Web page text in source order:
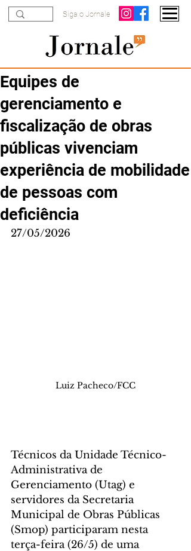
Siga o Jornale
Equipes de
gerenciamento e
fiscalização de obras
públicas vivenciam
experiência de mobilidade
de pessoas com
deficiência
27/05/2026
Luiz Pacheco/FCC
Técnicos da Unidade Técnico-
Administrativa de
Gerenciamento (Utag) e
servidores da Secretaria
Municipal de Obras Públicas
(Smop) participaram nesta
terça-feira (26/5) de uma